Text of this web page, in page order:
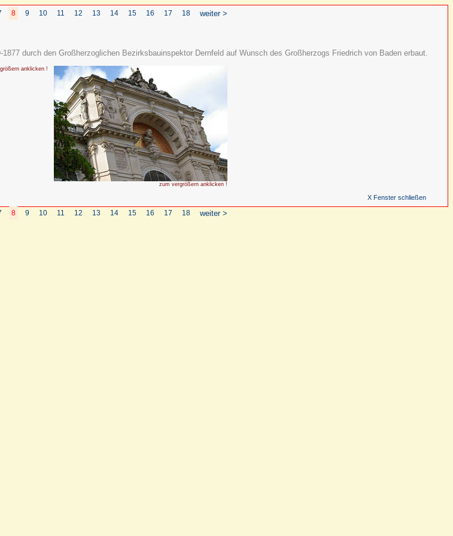
8 9 10 11 12 13 14 15 16 17 18 weiter >
durch den Großherzoglichen Bezirksbauinspektor Dernfeld auf Wunsch des Großherzogs Friedrich von Baden erbaut.
anklicken !
zum vergrößern anklicken !
X Fenster schließen
8 9 10 11 12 13 14 15 16 17 18 weiter >